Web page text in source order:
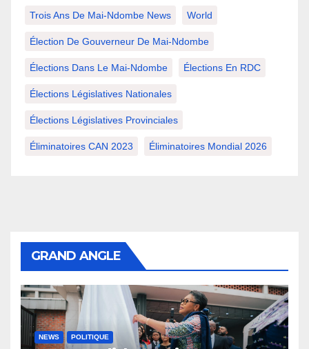
Trois Ans De Mai-Ndombe News World
Élection De Gouverneur De Mai-Ndombe
Élections Dans Le Mai-Ndombe Élections En RDC
Élections Législatives Nationales
Élections Législatives Provinciales
Éliminatoires CAN 2023 Éliminatoires Mondial 2026
GRAND ANGLE
NEWS POLITIQUE